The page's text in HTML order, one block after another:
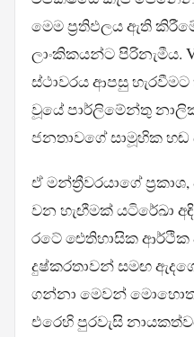
මෙම ප්‍රතිඵලය ඇති
ලාංකිකයන්ට පිරිනැමීය.
ස්ථාවරය ආපසු
වූයේ පාර්ලිමේන්තු
ජනතාවගේ සාමූහික හඬ
ඒ මන්ත්‍රීවරයාගේ
වන හැඟීමක් යටිරේඛා
රටේ ඓතිහාසික ආර්ථික
දුෂ්කරතාවන් සමඟ
ගන්නා මෙවන්
එරෙහි පුරවැසි